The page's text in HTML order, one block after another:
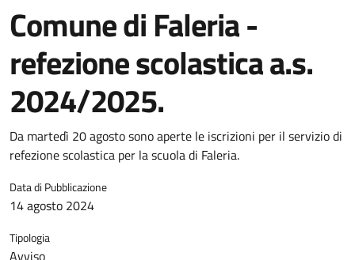
Comune di Faleria -
refezione scolastica a.s.
2024/2025.
Da martedì 20 agosto sono aperte le iscrizioni per il servizio di
refezione scolastica per la scuola di Faleria.
Data di Pubblicazione
14 agosto 2024
Tipologia
Avviso